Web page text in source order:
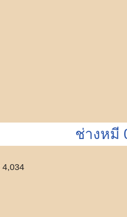
ช่างหมี
4,034